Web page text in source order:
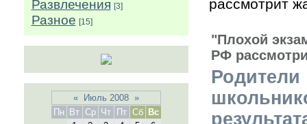
Развлечения [3]
Разное [15]
« Июль 2008 »
Пн
Вт Ср Чт Пт Сб
Вс
рассмотрит
"Плохой
РФ